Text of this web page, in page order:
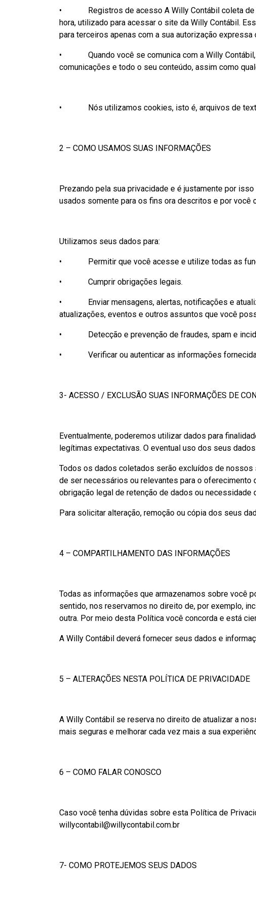
• Registros de acesso A Willy Contábil coleta de
hora, utilizado para acessar o site da Willy Contábil.
para terceiros apenas com a sua autorização expressa
• Quando você se comunica com a Willy Contábil,
comunicações e todo o seu conteúdo, assim como
• Nós utilizamos cookies, isto é, arquivos de texto
2 – COMO USAMOS SUAS INFORMAÇÕES
Prezando pela sua privacidade e é justamente por
usados somente para os fins ora descritos e por você
Utilizamos seus dados para:
• Permitir que você acesse e utilize todas as
• Cumprir obrigações legais.
• Enviar mensagens, alertas, notificações e
atualizações, eventos e outros assuntos que você
• Detecção e prevenção de fraudes, spam e
• Verificar ou autenticar as informações fornecidas
3- ACESSO / EXCLUSÃO SUAS INFORMAÇÕES DE
Eventualmente, poderemos utilizar dados para
legítimas expectativas. O eventual uso dos seus
Todos os dados coletados serão excluídos de
de ser necessários ou relevantes para o oferecimento
obrigação legal de retenção de dados ou
Para solicitar alteração, remoção ou cópia dos seus
4 – COMPARTILHAMENTO DAS INFORMAÇÕES
Todas as informações que armazenamos sobre você
sentido, nos reservamos no direito de, por exemplo,
outra. Por meio desta Política você concorda e está
A Willy Contábil deverá fornecer seus dados e
5 – ALTERAÇÕES NESTA POLÍTICA DE PRIVACIDADE
A Willy Contábil se reserva no direito de atualizar a
mais seguras e melhorar cada vez mais a sua
6 – COMO FALAR CONOSCO
Caso você tenha dúvidas sobre esta Política de
willycontabil@willycontabil.com.br
7- COMO PROTEJEMOS SEUS DADOS